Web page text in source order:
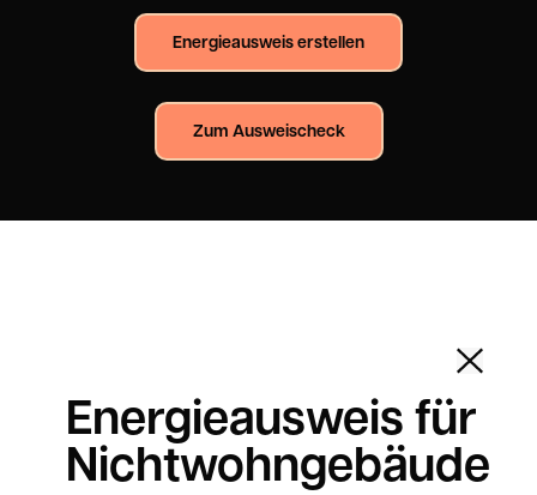
Energieausweis erstellen
Zum Ausweischeck
Energieausweis für
Nichtwohngebäude